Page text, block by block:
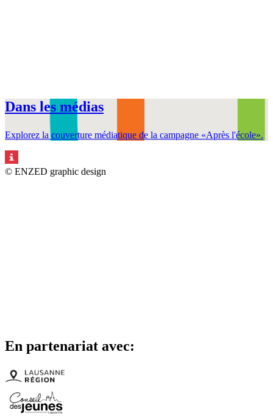
Dans les médias
Explorez la couverture médiatique de la campagne «Après l'école».
© ENZED graphic design
En partenariat avec: